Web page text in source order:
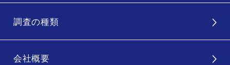
調査の種類
会社概要